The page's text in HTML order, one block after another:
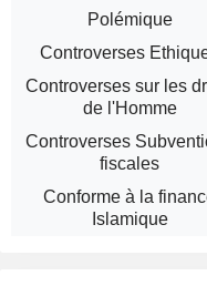
Polémique
Controverses
Controverses sur les
de l'Homme
Controverses
fiscales
Conforme à la
Islamique